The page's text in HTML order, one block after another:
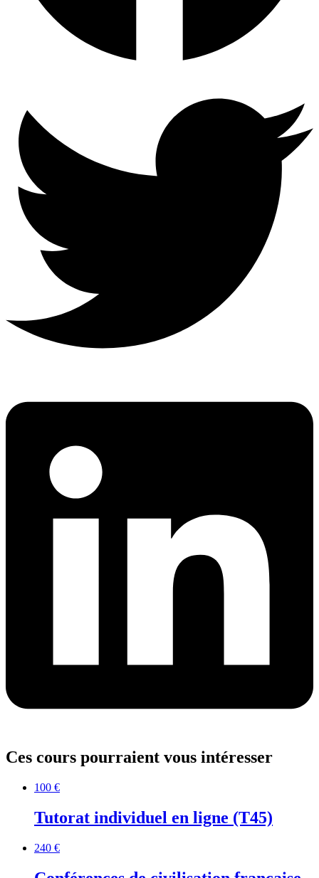
Ces cours pourraient vous intéresser
100 €
Tutorat individuel en ligne (T45)
240 €